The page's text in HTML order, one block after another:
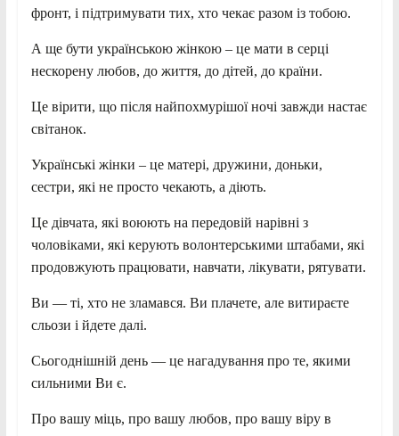
фронт, і підтримувати тих, хто чекає разом із тобою.
А ще бути українською жінкою – це мати в серці
нескорену любов, до життя, до дітей, до країни.
Це вірити, що після найпохмурішої ночі завжди настає
світанок.
Українські жінки – це матері, дружини, доньки,
сестри, які не просто чекають, а діють.
Це дівчата, які воюють на передовій нарівні з
чоловіками, які керують волонтерськими штабами, які
продовжують працювати, навчати, лікувати, рятувати.
Ви — ті, хто не зламався. Ви плачете, але витираєте
сльози і йдете далі.
Сьогоднішній день — це нагадування про те, якими
сильними Ви є.
Про вашу міць, про вашу любов, про вашу віру в